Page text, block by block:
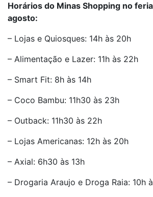
Horários do Minas Shopping no
agosto:
– Lojas e Quiosques: 14h às 20h
– Alimentação e Lazer: 11h às 22h
– Smart Fit: 8h às 14h
– Coco Bambu: 11h30 às 23h
– Outback: 11h30 às 22h
– Lojas Americanas: 12h às 20h
– Axial: 6h30 às 13h
– Drogaria Araujo e Droga Raia: 10h